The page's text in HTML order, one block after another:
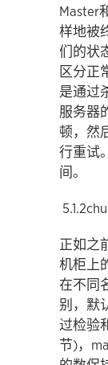
Master
样地被
们的状
区分正
是通过
服务器
顿，然
行重试
间。
正如之
机柜上
在不同
别，默
过检验
节)，